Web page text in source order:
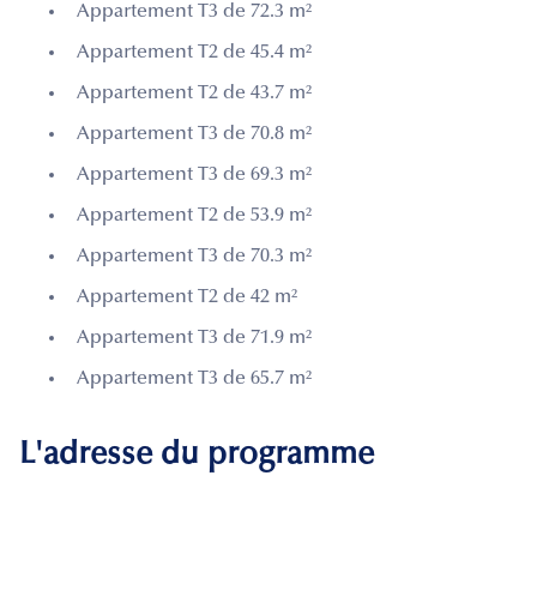
Appartement T3 de 72.3 m²
Appartement T2 de 45.4 m²
Appartement T2 de 43.7 m²
Appartement T3 de 70.8 m²
Appartement T3 de 69.3 m²
Appartement T2 de 53.9 m²
Appartement T3 de 70.3 m²
Appartement T2 de 42 m²
Appartement T3 de 71.9 m²
Appartement T3 de 65.7 m²
L'adresse du programme